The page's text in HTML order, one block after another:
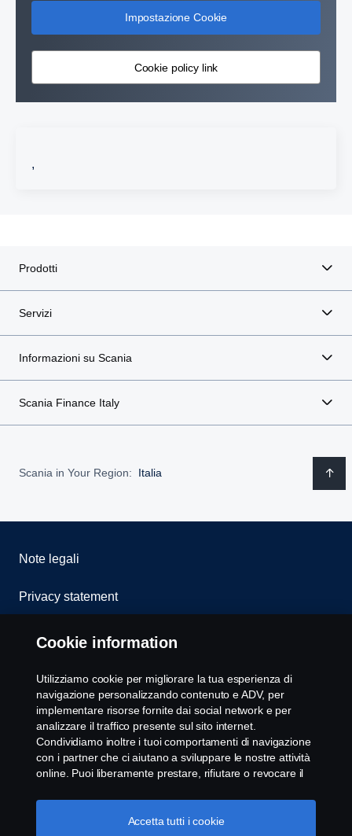
Impostazione Cookie
Cookie policy link
,
Prodotti
Servizi
Informazioni su Scania
Scania Finance Italy
Scania in Your Region: Italia
Note legali
Privacy statement
Cookies
Whistleblowing
Modello 231
Impostazione Cookie
Cookie information
Utilizziamo cookie per migliorare la tua esperienza di
navigazione personalizzando contenuto e ADV, per
implementare risorse fornite dai social network e per
analizzare il traffico presente sul sito internet.
Condividiamo inoltre i tuoi comportamenti di navigazione
con i partner che ci aiutano a sviluppare le nostre attività
online. Puoi liberamente prestare, rifiutare o revocare il
all'attivazione dei cookie e alla possibilità di condividere le
informazioni. Cliccando "rifiuta tutti" potrai continuare la
Accetta tutti i cookie